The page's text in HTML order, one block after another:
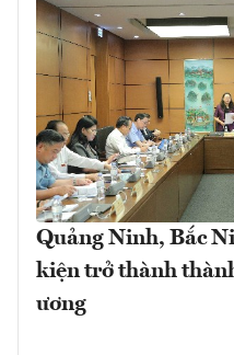
Quảng Ninh, Bắc
kiện trở thành
ương